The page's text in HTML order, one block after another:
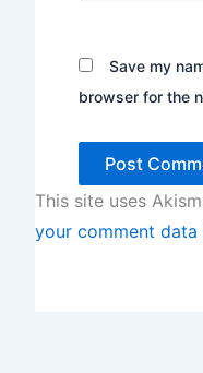
Save my
browser for the
This site uses
your comment data